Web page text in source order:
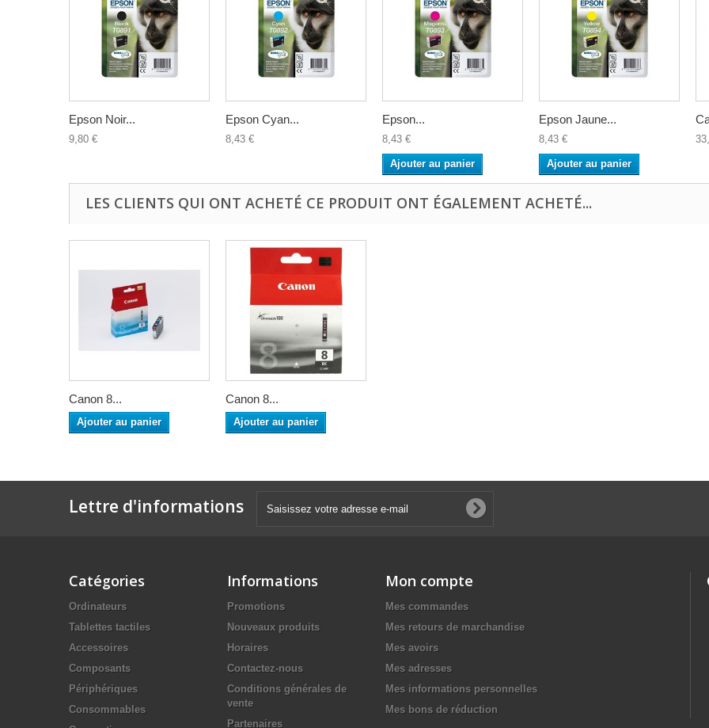
Epson Noir...
9,80 €
Epson Cyan...
8,43 €
Epson...
8,43 €
Ajouter au panier
Epson Jaune...
8,43 €
Ajouter au panier
LES CLIENTS QUI ONT ACHETÉ CE PRODUIT ONT ÉGALEMENT ACHETÉ...
Canon 8...
Ajouter au panier
Canon 8...
Ajouter au panier
Lettre d'informations
Catégories
Ordinateurs
Tablettes tactiles
Accessoires
Composants
Périphériques
Consommables
Informations
Promotions
Nouveaux produits
Horaires
Contactez-nous
Conditions générales de
vente
Partenaires
Mon compte
Mes commandes
Mes retours de marchandise
Mes avoirs
Mes adresses
Mes informations personnelles
Mes bons de réduction